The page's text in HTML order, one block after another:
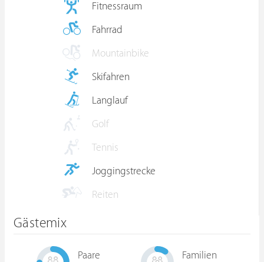
Fitnessraum
Fahrrad
Mountainbike
Skifahren
Langlauf
Golf
Tennis
Joggingstrecke
Reiten
Gästemix
Paare Familien